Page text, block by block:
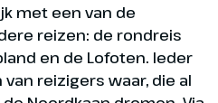
met een van de
reizen: de rondreis
en de Lofoten. Ieder
reizigers waar, die al